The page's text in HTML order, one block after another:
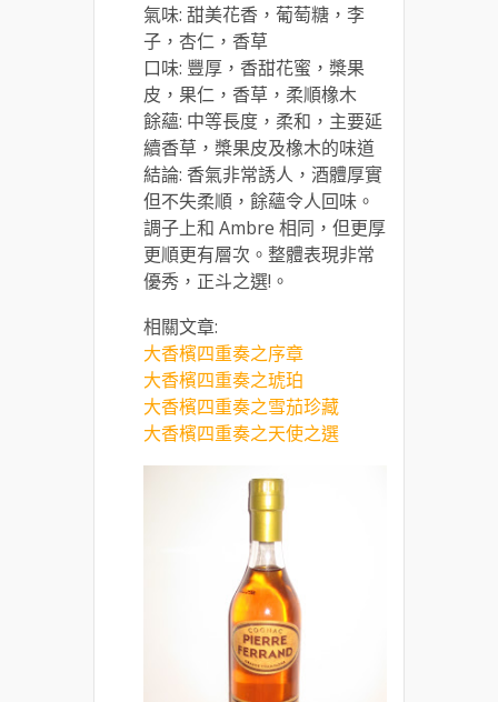
氣味: 甜美花香，葡萄糖，李
子，杏仁，香草
口味: 豐厚，香甜花蜜，槳果
皮，果仁，香草，柔順橡木
餘蘊: 中等長度，柔和，主要延
續香草，槳果皮及橡木的味道
結論: 香氣非常誘人，酒體厚實
但不失柔順，餘蘊令人回味。
調子上和 Ambre 相同，但更厚
更順更有層次。整體表現非常
優秀，正斗之選!。
相關文章:
大香檳四重奏之序章
大香檳四重奏之琥珀
大香檳四重奏之雪茄珍藏
大香檳四重奏之天使之選